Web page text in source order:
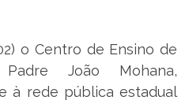
o Centro de Ensino de
Padre João Mohana,
à rede pública estadual